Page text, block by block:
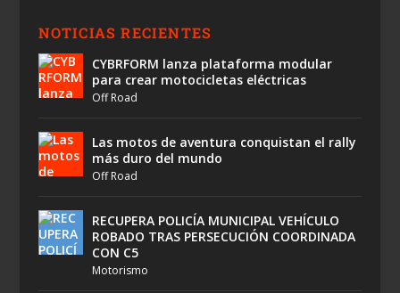
NOTICIAS RECIENTES
CYBRFORM lanza plataforma modular
para crear motocicletas eléctricas
Off Road
Las motos de aventura conquistan el rally
más duro del mundo
Off Road
RECUPERA POLICÍA MUNICIPAL VEHÍCULO
ROBADO TRAS PERSECUCIÓN COORDINADA
CON C5
Motorismo